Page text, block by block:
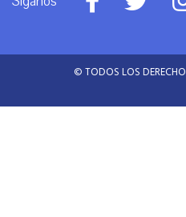
© TODOS LOS